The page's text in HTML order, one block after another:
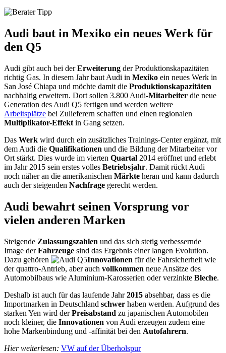
Audi baut in Mexiko ein neues Werk für
den Q5
Audi gibt auch bei derErweiterung der Produktionskapazitäten
richtig Gas. In diesem Jahr baut Audi in Mexiko ein neues Werk in
San José Chiapa und möchte damit die Produktionskapazitäten
nachhaltig erweitern. Dort sollen 3.800 Audi-Mitarbeiter die neue
Generation des Audi Q5 fertigen und werden weitere
Arbeitsplätze bei Zulieferern schaffen und einen regionalen
Multiplikator-Effekt in Gang setzen.
Das Werk wird durch ein zusätzliches Trainings-Center ergänzt, mit
dem Audi die Qualifikationen und die Bildung der Mitarbeiter vor
Ort stärkt. Dies wurde im vierten Quartal 2014 eröffnet und erlebt
im Jahr 2015 sein erstes volles Betriebsjahr. Damit rückt Audi
noch näher an die amerikanischen Märkte heran und kann dadurch
auch der steigenden Nachfrage gerecht werden.
Audi bewahrt seinen Vorsprung vor
vielen anderen Marken
Steigende Zulassungszahlen und das sich stetig verbessernde
Image derFahrzeuge sind das Ergebnis einer langen Evolution.
Dazu gehören
Innovationen für die Fahrsicherheit wie
der quattro-Antrieb, aber auch vollkommen neue Ansätze des
Automobilbaus wie Aluminium-Karosserien oder verzinkte Bleche.
Deshalb ist auch für das laufende Jahr2015 absehbar, dass es die
Importmarken in Deutschland schwer haben werden. Aufgrund des
starken Yen wird derPreisabstand zu japanischen Automobilen
noch kleiner, die Innovationen von Audi erzeugen zudem eine
hohe Markenbindung und -affinität bei den Autofahrern.
Hier weiterlesen: VW auf der Überholspur